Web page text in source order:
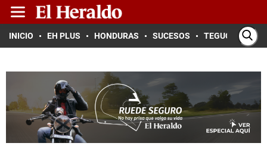
INICIO EH PLUS HONDURAS SUCESOS TEGUCIGALPA